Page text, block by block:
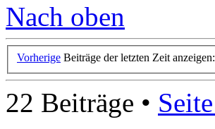
Nach oben
Vorherige Beiträge der letzten Zeit anzeigen:
22 Beiträge • Seite